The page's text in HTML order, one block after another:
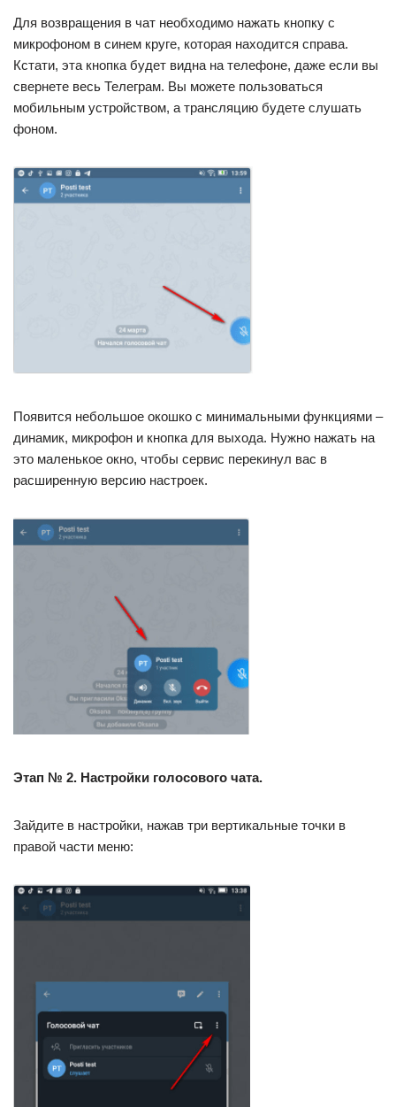
Для возвращения в чат необходимо нажать кнопку с
микрофоном в синем круге, которая находится справа.
Кстати, эта кнопка будет видна на телефоне, даже если вы
свернете весь Телеграм. Вы можете пользоваться
мобильным устройством, а трансляцию будете слушать
фоном.
Появится небольшое окошко с минимальными функциями –
динамик, микрофон и кнопка для выхода. Нужно нажать на
это маленькое окно, чтобы сервис перекинул вас в
расширенную версию настроек.
Этап № 2. Настройки голосового чата.
Зайдите в настройки, нажав три вертикальные точки в
правой части меню: